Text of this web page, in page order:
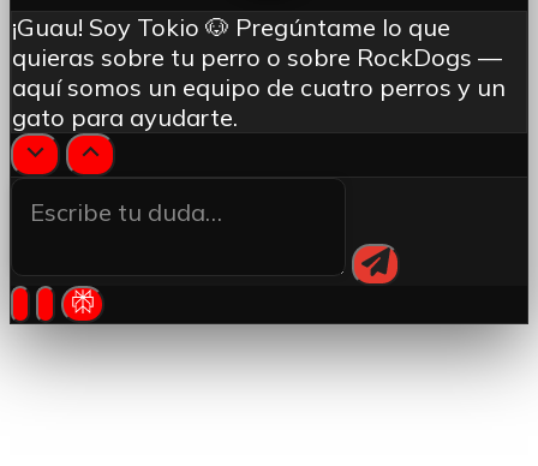
¡Guau! Soy Tokio 🐶 Pregúntame lo que
quieras sobre tu perro o sobre RockDogs —
aquí somos un equipo de cuatro perros y un
gato para ayudarte.